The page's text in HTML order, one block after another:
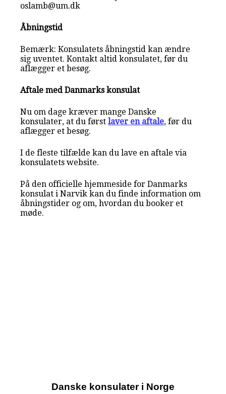
oslamb@um.dk
Åbningstid
Bemærk: Konsulatets åbningstid kan ændre
sig uventet. Kontakt altid konsulatet, før du
aflægger et besøg.
Aftale med Danmarks konsulat
Nu om dage kræver mange Danske
konsulater, at du førstlaver en aftale, før du
aflægger et besøg.
I de fleste tilfælde kan du lave en aftale via
konsulatets website.
På den officielle hjemmeside for Danmarks
konsulat i Narvik kan du finde information om
åbningstider og om, hvordan du booker et
møde.
Danske konsulater i Norge